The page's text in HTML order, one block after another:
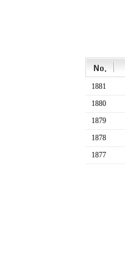
1881
1880
1879
1878
1877